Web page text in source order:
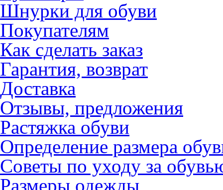
Шнурки для обуви
Покупателям
Как сделать заказ
Гарантия, возврат
Доставка
Отзывы, предложения
Растяжка обуви
Определение размера
Советы по уходу за
Размеры одежды